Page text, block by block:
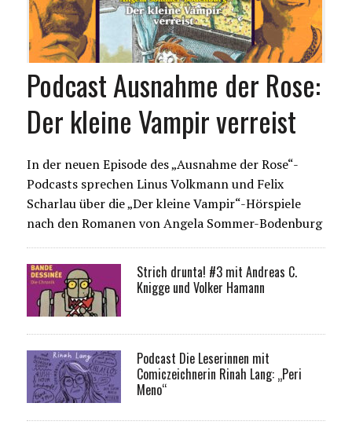
Podcast Ausnahme der Rose:
Der kleine Vampir verreist
In der neuen Episode des „Ausnahme der Rose“-
Podcasts sprechen Linus Volkmann und Felix
Scharlau über die „Der kleine Vampir“-Hörspiele
nach den Romanen von Angela Sommer-Bodenburg
Strich drunta! #3 mit Andreas C.
Knigge und Volker Hamann
Podcast Die Leserinnen mit
Comiczeichnerin Rinah Lang: „Peri
Meno“